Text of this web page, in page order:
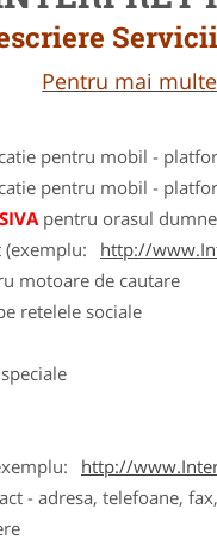
Pentru mai
pentru mobil -
pentru mobil -
pentru orasul
http://
motoare de cautare
retelele sociale
http://
- adresa, telefoane,